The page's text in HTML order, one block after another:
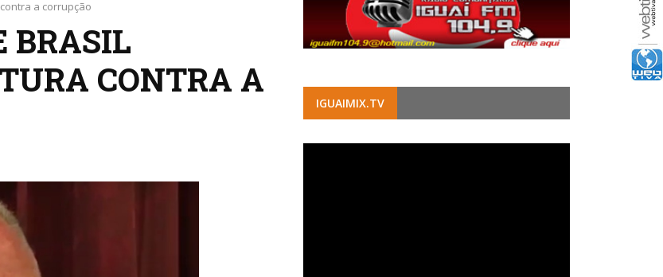
a corrupção
BRASIL
CONTRA A
IGUAIMIX.TV